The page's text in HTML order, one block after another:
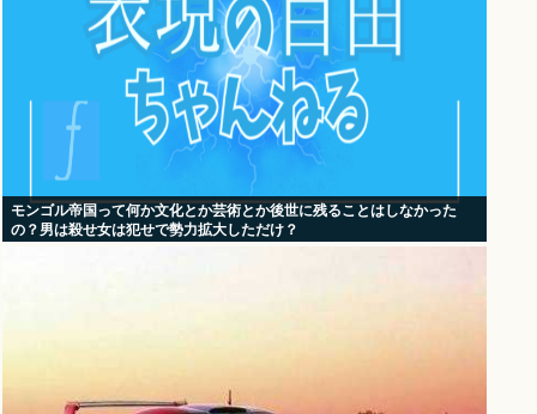
モンゴル帝国って何か文化とか芸術とか後世に残ることはしなかった
の？男は殺せ女は犯せで勢力拡大しただけ？